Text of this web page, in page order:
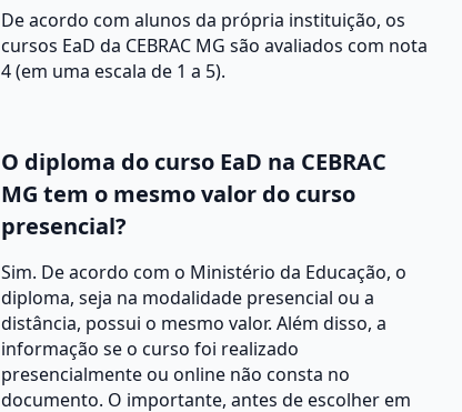
De acordo com alunos da própria instituição, os
cursos EaD da CEBRAC MG são avaliados com nota
4 (em uma escala de 1 a 5).
O diploma do curso EaD na CEBRAC
MG tem o mesmo valor do curso
presencial?
Sim. De acordo com o Ministério da Educação, o
diploma, seja na modalidade presencial ou a
distância, possui o mesmo valor. Além disso, a
informação se o curso foi realizado
presencialmente ou online não consta no
documento. O importante, antes de escolher em